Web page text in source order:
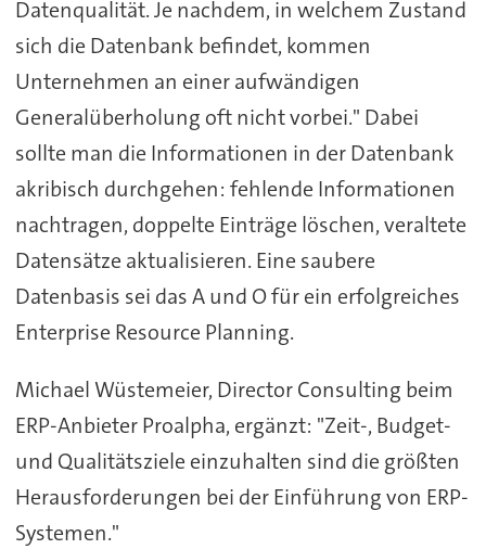
Datenqualität. Je nachdem, in welchem Zustand
sich die Datenbank befindet, kommen
Unternehmen an einer aufwändigen
Generalüberholung oft nicht vorbei." Dabei
sollte man die Informationen in der Datenbank
akribisch durchgehen: fehlende Informationen
nachtragen, doppelte Einträge löschen, veraltete
Datensätze aktualisieren. Eine saubere
Datenbasis sei das A und O für ein erfolgreiches
Enterprise Resource Planning.
Michael Wüstemeier, Director Consulting beim
ERP-Anbieter Proalpha, ergänzt: "Zeit-, Budget-
und Qualitätsziele einzuhalten sind die größten
Herausforderungen bei der Einführung von ERP-
Systemen."